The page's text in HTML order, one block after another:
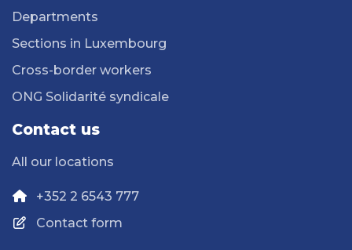
Departments
Sections in Luxembourg
Cross-border workers
ONG Solidarité syndicale
Contact us
All our locations
+352 2 6543 777
Contact form